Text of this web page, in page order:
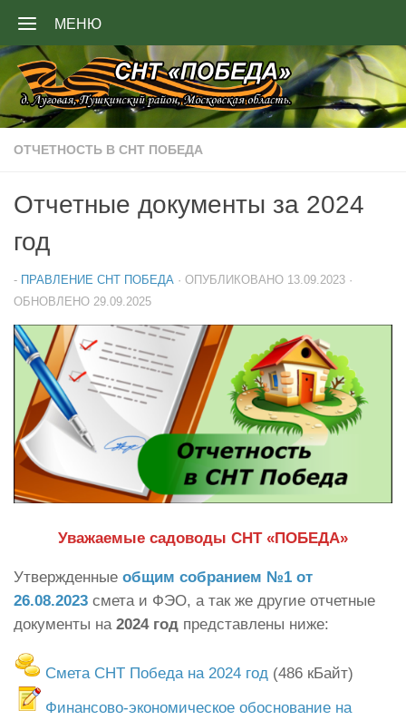
Перейти к содержимому
МЕНЮ
ОТЧЕТНОСТЬ В СНТ ПОБЕДА
Отчетные документы за 2024
год
- ПРАВЛЕНИЕ СНТ ПОБЕДА · ОПУБЛИКОВАНО 13.09.2023 ·
ОБНОВЛЕНО 29.09.2025
Уважаемые садоводы СНТ «ПОБЕДА»
Утвержденные общим собранием №1 от
26.08.2023 смета и ФЭО, а так же другие отчетные
документы на 2024 год представлены ниже:
Смета СНТ Победа на 2024 год (486 кБайт)
Финансово-экономическое обоснование на